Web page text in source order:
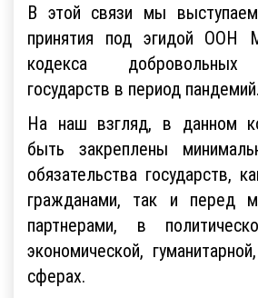
В этой связи мы
принятия под эгидой ООН
кодекса добровольных
государств в период пандемий.
На наш взгляд, в данном
быть закреплены
обязательства государств,
гражданами, так и перед
партнерами, в
экономической,
сферах.